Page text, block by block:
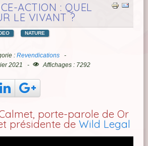
ACTION : QUEL
LE VIVANT ?
NATURE
: Revendications
2021
Affichages : 7292
porte-parole de Or
présidente de Wild Legal